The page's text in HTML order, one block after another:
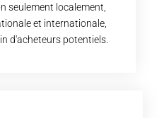
seulement localement,
et internationale,
d'acheteurs potentiels.